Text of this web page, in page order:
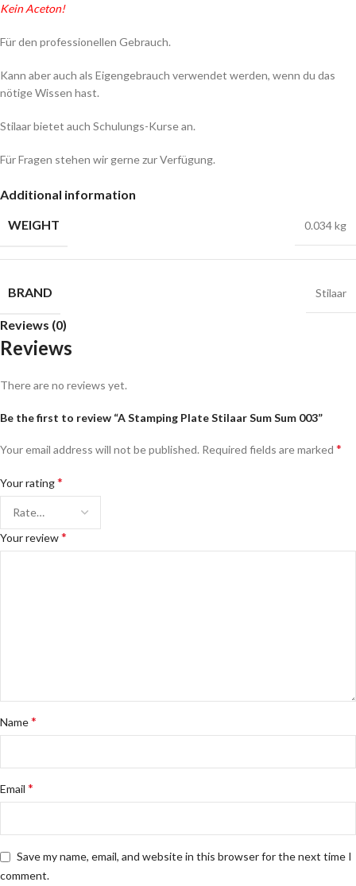
Kein Aceton!
Für den professionellen Gebrauch.
Kann aber auch als Eigengebrauch verwendet werden, wenn du das
nötige Wissen hast.
Stilaar bietet auch Schulungs-Kurse an.
Für Fragen stehen wir gerne zur Verfügung.
Additional information
WEIGHT
0.034 kg
BRAND Stilaar
Reviews (0)
Reviews
There are no reviews yet.
Be the first to review “A Stamping Plate Stilaar Sum Sum 003”
Your email address will not be published. Required fields are marked *
Your rating*
Your review*
Name*
Email *
Save my name, email, and website in this browser for the next time I
comment.